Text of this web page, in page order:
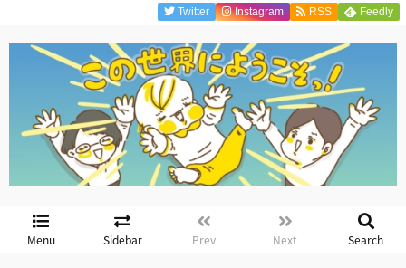
Menu Sidebar Prev Next Search
Twitter Instagram RSS Feedly